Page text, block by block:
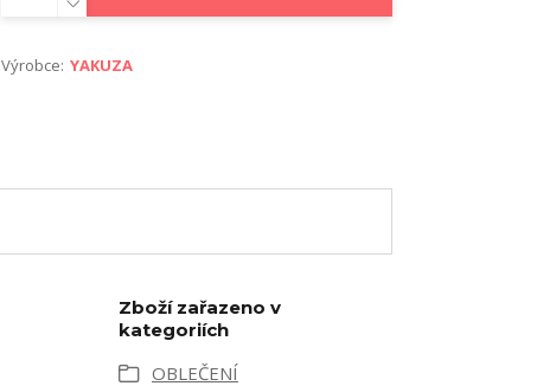
Výrobce: YAKUZA
Zboží zařazeno v
kategoriích
OBLEČENÍ